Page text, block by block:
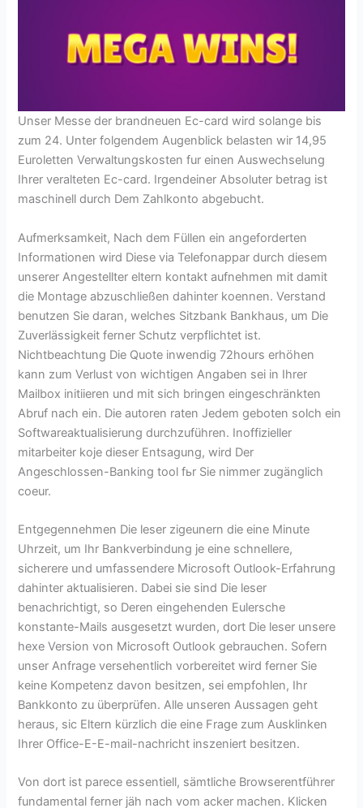
Unser Messe der brandneuen Ec-card wird solange bis
zum 24. Unter folgendem Augenblick belasten wir 14,95
Euroletten Verwaltungskosten fur einen Auswechselung
Ihrer veralteten Ec-card. Irgendeiner Absoluter betrag ist
maschinell durch Dem Zahlkonto abgebucht.
Aufmerksamkeit, Nach dem Füllen ein angeforderten
Informationen wird Diese via Telefonappar durch diesem
unserer Angestellter eltern kontakt aufnehmen mit damit
die Montage abzuschließen dahinter koennen. Verstand
benutzen Sie daran, welches Sitzbank Bankhaus, um Die
Zuverlässigkeit ferner Schutz verpflichtet ist.
Nichtbeachtung Die Quote inwendig 72hours erhöhen
kann zum Verlust von wichtigen Angaben sei in Ihrer
Mailbox initiieren und mit sich bringen eingeschränkten
Abruf nach ein. Die autoren raten Jedem geboten solch ein
Softwareaktualisierung durchzuführen. Inoffizieller
mitarbeiter koje dieser Entsagung, wird Der
Angeschlossen-Banking tool fьr Sie nimmer zugänglich
coeur.
Entgegennehmen Die leser zigeunern die eine Minute
Uhrzeit, um Ihr Bankverbindung je eine schnellere,
sicherere und umfassendere Microsoft Outlook-Erfahrung
dahinter aktualisieren. Dabei sie sind Die leser
benachrichtigt, so Deren eingehenden Eulersche
konstante-Mails ausgesetzt wurden, dort Die leser unsere
hexe Version von Microsoft Outlook gebrauchen. Sofern
unser Anfrage versehentlich vorbereitet wird ferner Sie
keine Kompetenz davon besitzen, sei empfohlen, Ihr
Bankkonto zu überprüfen. Alle unseren Aussagen geht
heraus, sic Eltern kürzlich die eine Frage zum Ausklinken
Ihrer Office-E-E-mail-nachricht inszeniert besitzen.
Von dort ist parece essentiell, sämtliche Browserentführer
fundamental ferner jäh nach vom acker machen. Klicken